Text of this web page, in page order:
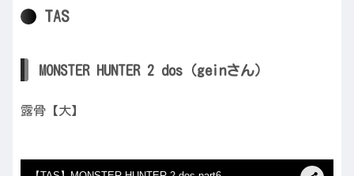
TAS
MONSTER HUNTER 2 dos（geinさん）
露骨【大】